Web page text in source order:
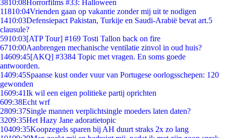
3810:08Horrorfilms #33: Halloween
11810:04Vrienden gaan op vakantie zonder mij uit te nodigen
1410:03Defensiepact Pakistan, Turkije en Saudi-Arabië bevat art.5
clausule?
5910:03[ATP Tour] #169 Tosti Tallon back on fire
6710:00Aanbrengen mechanische ventilatie zinvol in oud huis?
14609:45[AKQ] #3384 Topic met vragen. En soms goede
antwoorden.
1409:45Spaanse kust onder vuur van Portugese oorlogsschepen: 120
gewonden
1609:41Ik wil een eigen politieke partij oprichten
609:38Echt wrf
2809:37Single mannen verplichtsingle moeders laten daten?
3209:35Het Hazy Jane adoratietopic
10409:35Koopzegels sparen bij AH duurt straks 2x zo lang